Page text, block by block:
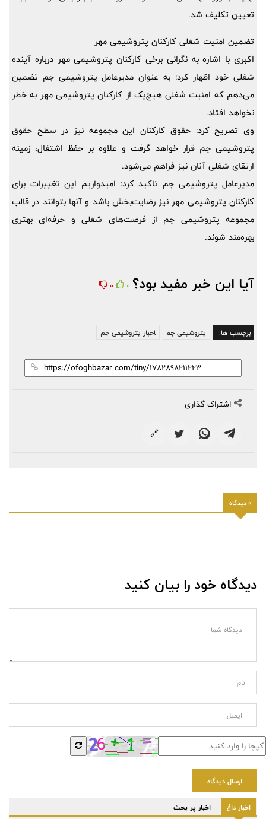
تعیین تکلیف شد.
تضمین امنیت شغلی کارکنان پتروشیمی مهر
اکبری با اشاره به نگرانی برخی کارکنان پتروشیمی مهر درباره آینده
شغلی خود اظهار کرد: به عنوان مدیرعامل پتروشیمی جم تضمین
می‌دهم که امنیت شغلی هیچ‌یک از کارکنان پتروشیمی مهر به خطر
نخواهد افتاد.
وی تصریح کرد: حقوق کارکنان این مجموعه نیز در سطح حقوق
پتروشیمی جم قرار خواهد گرفت و علاوه بر حفظ اشتغال، زمینه
ارتقای شغلی آنان نیز فراهم می‌شود.
مدیرعامل پتروشیمی جم تاکید کرد: امیدواریم این تغییرات برای
کارکنان پتروشیمی مهر نیز رضایت‌بخش باشد و آنها بتوانند در قالب
مجموعه پتروشیمی جم از فرصت‌های شغلی و حرفه‌ای بهتری
بهره‌مند شوند.
آیا این خبر مفید بود؟ 0
0
برچسب ها: پتروشیمی جم اخبار پتروشیمی جم
اشتراک گذاری
🔗
0 دیدگاه
دیدگاه خود را بیان کنید
ارسال دیدگاه
اخبار داغ اخبار پر بحث